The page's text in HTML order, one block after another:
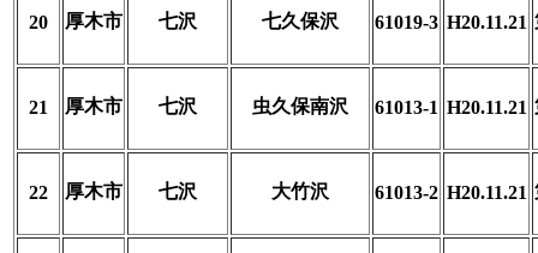
20 厚木市 七沢 七久保沢 61019-3 H20.11.21
21 厚木市 七沢 虫久保南沢 61013-1 H20.11.21
22 厚木市 七沢 大竹沢 61013-2 H20.11.21